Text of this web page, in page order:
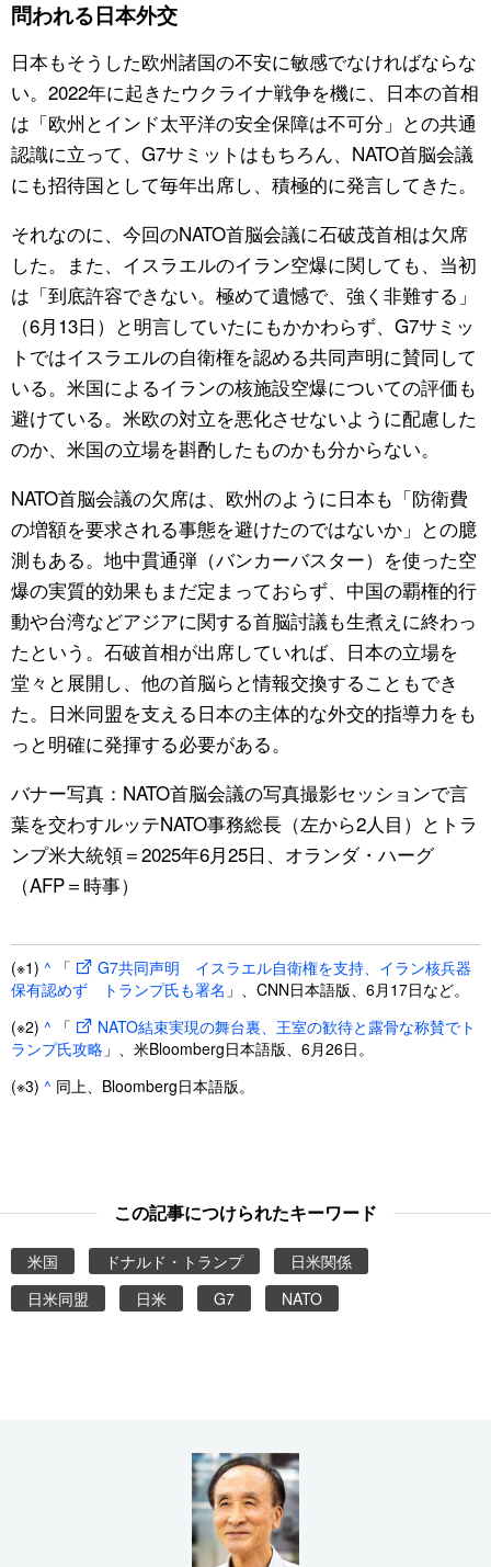
問われる日本外交
日本もそうした欧州諸国の不安に敏感でなければならな
い。2022年に起きたウクライナ戦争を機に、日本の首相
は「欧州とインド太平洋の安全保障は不可分」との共通
認識に立って、G7サミットはもちろん、NATO首脳会議
にも招待国として毎年出席し、積極的に発言してきた。
それなのに、今回のNATO首脳会議に石破茂首相は欠席
した。また、イスラエルのイラン空爆に関しても、当初
は「到底許容できない。極めて遺憾で、強く非難する」
（6月13日）と明言していたにもかかわらず、G7サミッ
トではイスラエルの自衛権を認める共同声明に賛同して
いる。米国によるイランの核施設空爆についての評価も
避けている。米欧の対立を悪化させないように配慮した
のか、米国の立場を斟酌したものかも分からない。
NATO首脳会議の欠席は、欧州のように日本も「防衛費
の増額を要求される事態を避けたのではないか」との臆
測もある。地中貫通弾（バンカーバスター）を使った空
爆の実質的効果もまだ定まっておらず、中国の覇権的行
動や台湾などアジアに関する首脳討議も生煮えに終わっ
たという。石破首相が出席していれば、日本の立場を
堂々と展開し、他の首脳らと情報交換することもでき
た。日米同盟を支える日本の主体的な外交的指導力をも
っと明確に発揮する必要がある。
バナー写真：NATO首脳会議の写真撮影セッションで言
葉を交わすルッテNATO事務総長（左から2人目）とトラ
ンプ米大統領＝2025年6月25日、オランダ・ハーグ
（AFP＝時事）
(※1) ^ 「
G7共同声明 イスラエル自衛権を支持、イラン核兵器
保有認めず トランプ氏も署名 」、CNN日本語版、6月17日など。
(※2) ^ 「
NATO結束実現の舞台裏、王室の歓待と露骨な称賛でト
ランプ氏攻略」、米Bloomberg日本語版、6月26日。
(※3) ^ 同上、Bloomberg日本語版。
この記事につけられたキーワード
米国 ドナルド・トランプ
日米関係
日米同盟
日米 G7 NATO